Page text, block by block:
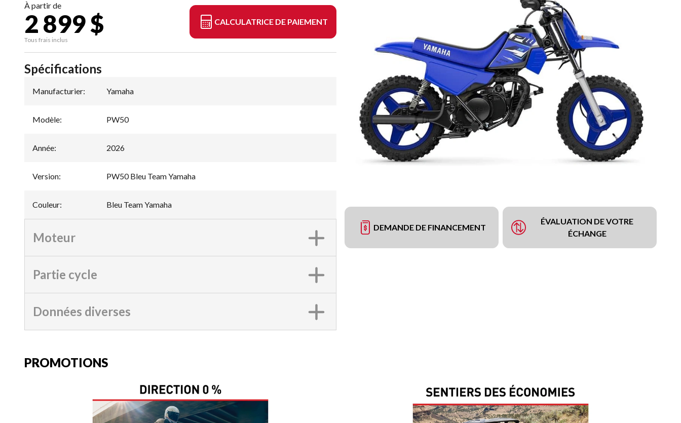
À partir de
2 899 $
Tous frais inclus
CALCULATRICE DE PAIEMENT
DEMANDE DE FINANCEMENT
ÉVALUATION DE VOTRE
ÉCHANGE
Spécifications
Manufacturier: Yamaha
Modèle: PW50
Année: 2026
Version: PW50 Bleu Team Yamaha
Couleur: Bleu Team Yamaha
Moteur
Partie cycle
Données diverses
PROMOTIONS